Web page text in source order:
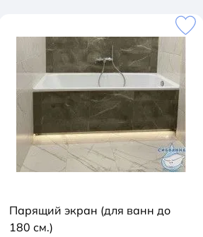
Парящий экран (для ванн до
180 см.)